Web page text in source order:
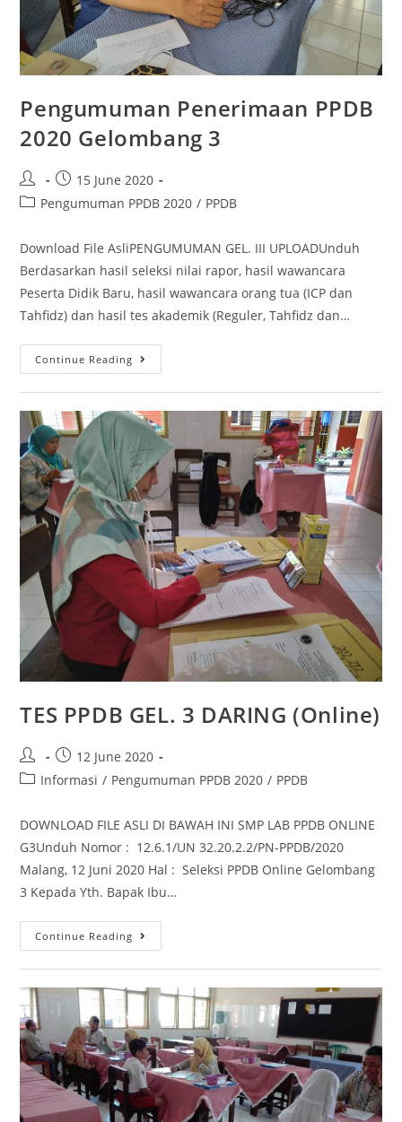
Pengumuman Penerimaan PPDB
2020 Gelombang 3
15 June 2020
Pengumuman PPDB 2020 / PPDB
Download File AsliPENGUMUMAN GEL. III UPLOADUnduh
Berdasarkan hasil seleksi nilai rapor, hasil wawancara
Peserta Didik Baru, hasil wawancara orang tua (ICP dan
Tahfidz) dan hasil tes akademik (Reguler, Tahfidz dan…
Continue Reading
TES PPDB GEL. 3 DARING (Online)
12 June 2020
Informasi / Pengumuman PPDB 2020 / PPDB
DOWNLOAD FILE ASLI DI BAWAH INI SMP LAB PPDB ONLINE
G3Unduh Nomor : 12.6.1/UN 32.20.2.2/PN-PPDB/2020
Malang, 12 Juni 2020 Hal : Seleksi PPDB Online Gelombang
3 Kepada Yth. Bapak Ibu…
Continue Reading